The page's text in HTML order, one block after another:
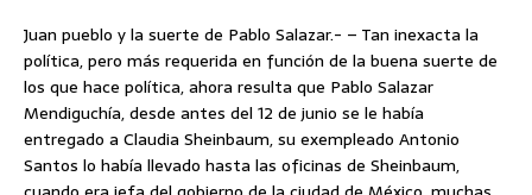
Juan pueblo y la suerte de Pablo Salazar.- – Tan inexacta la
política, pero más requerida en función de la buena suerte de
los que hace política, ahora resulta que Pablo Salazar
Mendiguchía, desde antes del 12 de junio se le había
entregado a Claudia Sheinbaum, su exempleado Antonio
Santos lo había llevado hasta las oficinas de Sheinbaum,